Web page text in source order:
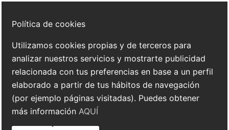
Política de cookies
Utilizamos cookies propias y de terceros para
analizar nuestros servicios y mostrarte publicidad
relacionada con tus preferencias en base a un perfil
elaborado a partir de tus hábitos de navegación
(por ejemplo páginas visitadas). Puedes obtener
más información AQUÍ